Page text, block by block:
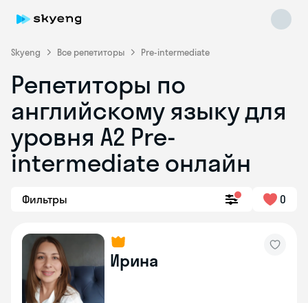
Skyeng Все репетиторы Pre-intermediate
Репетиторы по
английскому языку для
уровня A2 Pre-
intermediate онлайн
Фильтры 0
Ирина